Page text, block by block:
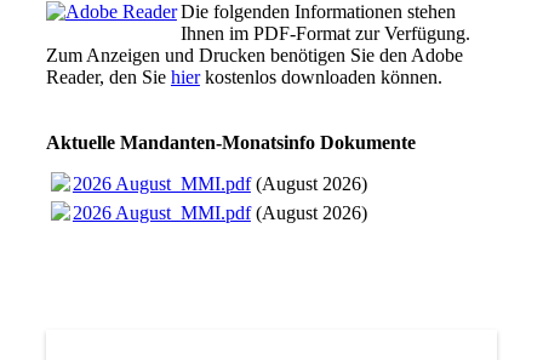
Die folgenden Informationen stehen
Ihnen im PDF-Format zur Verfügung.
Zum Anzeigen und Drucken benötigen Sie den Adobe
Reader, den Sie hierkostenlos downloaden können.
Aktuelle Mandanten-Monatsinfo Dokumente
2026 August_MMI.pdf(August 2026)
2026 August_MMI.pdf(August 2026)